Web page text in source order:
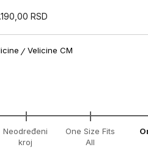
RSD
Velicine CM
Neodređeni
kroj
One Size Fits
All